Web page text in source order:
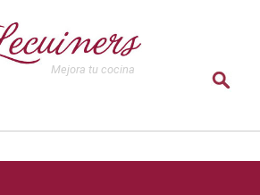
Mejora tu cocina